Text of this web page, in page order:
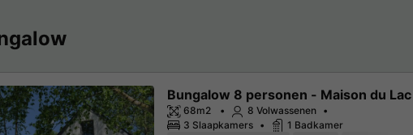
Bungalow 8 personen - Maison du Lac
68m2
8 Volwassenen
3 Slaapkamers
1 Badkamer